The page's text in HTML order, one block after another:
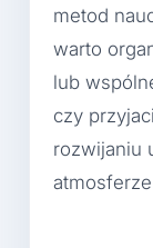
metod
warto
lub
czy
rozwijaniu